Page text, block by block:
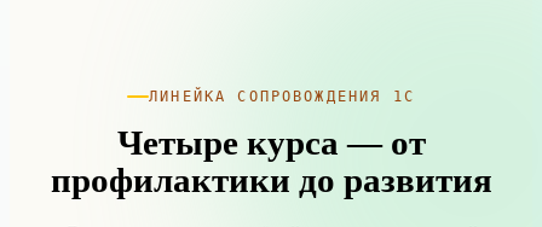
ЛИНЕЙКА СОПРОВОЖДЕНИЯ 1С
Четыре курса — от
профилактики до развития